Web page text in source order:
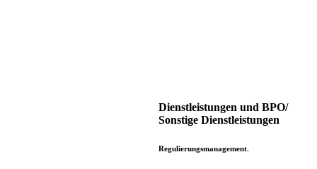
Dienstleistungen und BPO/
Sonstige Dienstleistungen
Regulierungsmanagement.